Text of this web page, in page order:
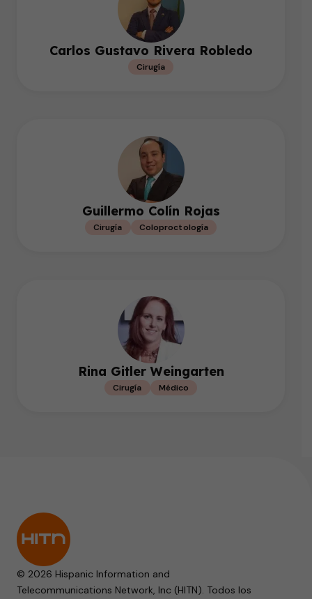
Carlos Gustavo Rivera Robledo
Cirugía
Guillermo Colín Rojas
Cirugía Coloproctología
Rina Gitler Weingarten
Cirugía Médico
© 2026 Hispanic Information and
Telecommunications Network, Inc (HITN). Todos los